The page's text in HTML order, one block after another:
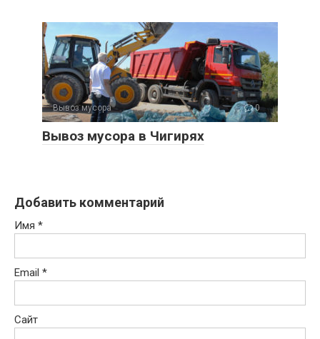
Вывоз мусора 0
Вывоз мусора в Чигирях
Добавить комментарий
Имя *
Email *
Сайт